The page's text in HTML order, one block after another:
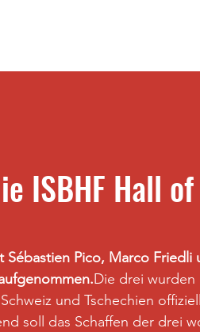
ISBHF Hall
Pico, Marco Friedli
Die drei wurden
und Tschechien
soll das Schaffen der drei